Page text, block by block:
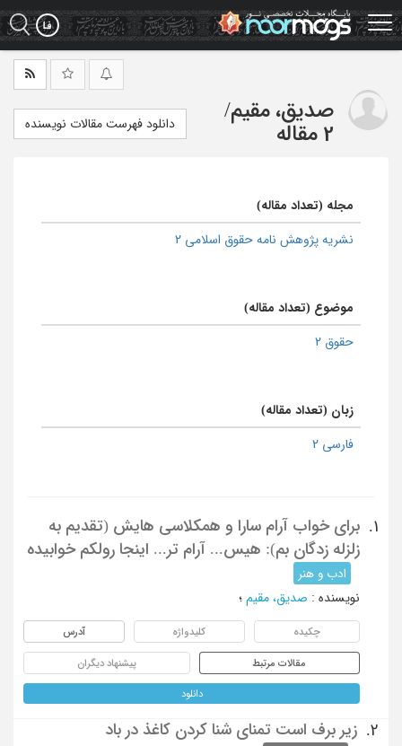
Skip
to
main
صدیق، مقیم/
2 مقاله
دانلود فهرست مقالات نویسنده
مجله (تعداد مقاله)
نشریه پژوهش نامه حقوق اسلامی 2
موضوع (تعداد مقاله)
حقوق 2
زبان (تعداد مقاله)
فارسی 2
1.
برای خواب آرام سارا و همکلاسی هایش (تقدیم به
زلزله زدگان بم): هیس... آرام تر... اینجا رولکم خوابیده
ادب و هنر
نویسنده : صدیق، مقیم ؛
چکیده کلیدواژه آدرس
مقالات مرتبط پیشنهاد دیگران
دانلود
2. زیر برف است تمنای شنا کردن کاغذ در باد